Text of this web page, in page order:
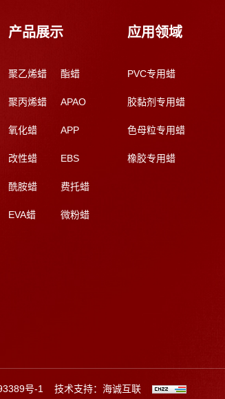
产品展示
聚乙烯蜡
聚丙烯蜡
氧化蜡
改性蜡
酰胺蜡
EVA蜡
酯蜡
APAO
APP
EBS
费托蜡
微粉蜡
应用领域
PVC专用蜡
胶黏剂专用蜡
色母粒专用蜡
橡胶专用蜡
号-1 技术支持：海诚互联